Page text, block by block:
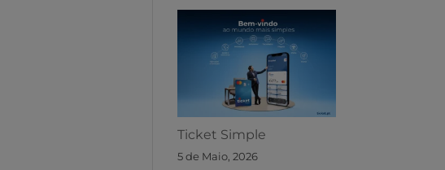
Ticket Simple
5 de Maio, 2026